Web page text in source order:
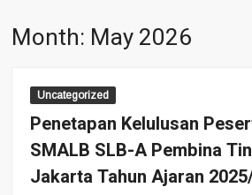
Pengumuman Kelulusan Peserta Didik
Pengumuman Kelulusan tahun ajaran
Festival Inklusivitas Museum Nasional:
Berbudaya bagi Peserta Didik SLB A
Dies Natalis ke-43 SLB A Pembina
Month: May 2026
Uncategorized
Penetapan Kelulusan
SMALB SLB-A Pembina
Jakarta Tahun Ajaran